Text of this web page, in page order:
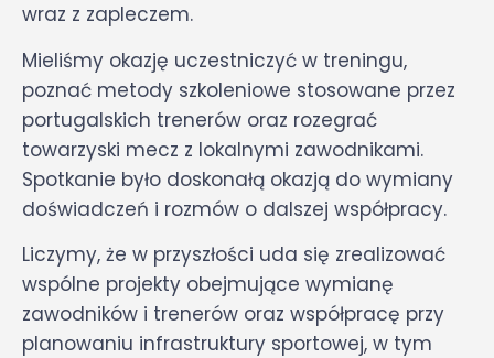
wraz z zapleczem.
Mieliśmy okazję uczestniczyć w treningu,
poznać metody szkoleniowe stosowane przez
portugalskich trenerów oraz rozegrać
towarzyski mecz z lokalnymi zawodnikami.
Spotkanie było doskonałą okazją do wymiany
doświadczeń i rozmów o dalszej współpracy.
Liczymy, że w przyszłości uda się zrealizować
wspólne projekty obejmujące wymianę
zawodników i trenerów oraz współpracę przy
planowaniu infrastruktury sportowej, w tym